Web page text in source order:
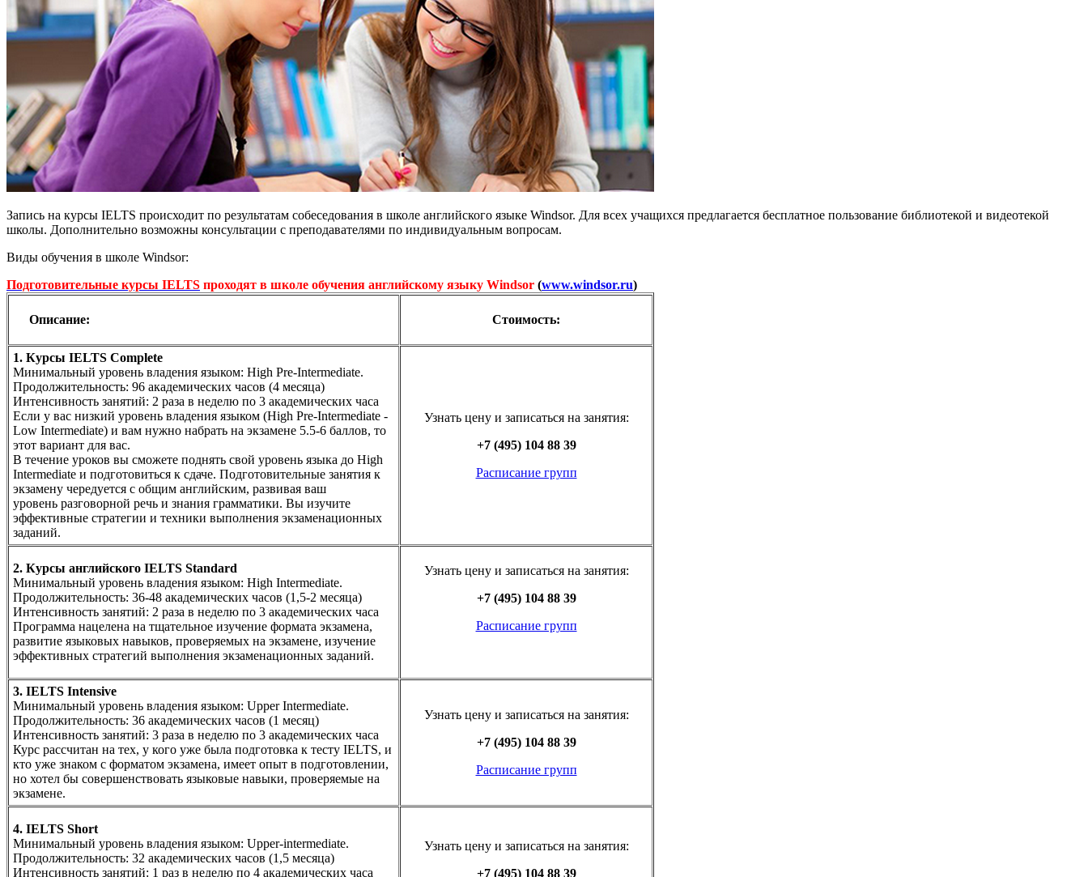
Запись на курсы IELTS происходит по результатам собеседования в школе английского языке Windsor. Для всех учащихся предлагается бесплатное пользование библиотекой и видеотекой
школы. Дополнительно возможны консультации с преподавателями по индивидуальным вопросам.
Виды обучения в школе Windsor:
Подготовительные курсы IELTS проходят в школе обучения английскому языку Windsor (www.windsor.ru)
Описание: Стоимость:
1. Курсы IELTS Complete
Минимальный уровень владения языком: High Pre-Intermediate.
Продолжительность: 96 академических часов (4 месяца)
Интенсивность занятий: 2 раза в неделю по 3 академических часа
Если у вас низкий уровень владения языком (High Pre-Intermediate -
Low Intermediate) и вам нужно набрать на экзамене 5.5-6 баллов, то
этот вариант для вас.
В течение уроков вы сможете поднять свой уровень языка до High
Intermediate и подготовиться к сдаче. Подготовительные занятия к
экзамену чередуется с общим английским, развивая ваш
уровень разговорной речь и знания грамматики. Вы изучите
эффективные стратегии и техники выполнения экзаменационных
заданий.
Узнать цену и записаться на занятия:
+7 (495) 104 88 39
Расписание групп
2. Курсы английского IELTS Standard
Минимальный уровень владения языком: High Intermediate.
Продолжительность: 36-48 академических часов (1,5-2 месяца)
Интенсивность занятий: 2 раза в неделю по 3 академических часа
Программа нацелена на тщательное изучение формата экзамена,
развитие языковых навыков, проверяемых на экзамене, изучение
эффективных стратегий выполнения экзаменационных заданий.
Узнать цену и записаться на занятия:
+7 (495) 104 88 39
Расписание групп
3. IELTS Intensive
Минимальный уровень владения языком: Upper Intermediate.
Продолжительность: 36 академических часов (1 месяц)
Интенсивность занятий: 3 раза в неделю по 3 академических часа
Курс рассчитан на тех, у кого уже была подготовка к тесту IELTS, и
кто уже знаком с форматом экзамена, имеет опыт в подготовлении,
но хотел бы совершенствовать языковые навыки, проверяемые на
экзамене.
Узнать цену и записаться на занятия:
+7 (495) 104 88 39
Расписание групп
4. IELTS Short
Минимальный уровень владения языком: Upper-intermediate.
Продолжительность: 32 академических часов (1,5 месяца)
Интенсивность занятий: 1 раз в неделю по 4 академических часа
Узнать цену и записаться на занятия:
+7 (495) 104 88 39